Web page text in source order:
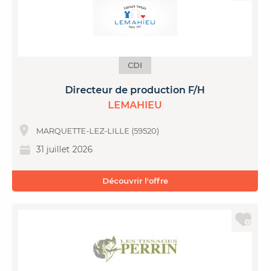
CDI
Directeur de production F/H
LEMAHIEU
MARQUETTE-LEZ-LILLE (59520)
31 juillet 2026
Découvrir l'offre